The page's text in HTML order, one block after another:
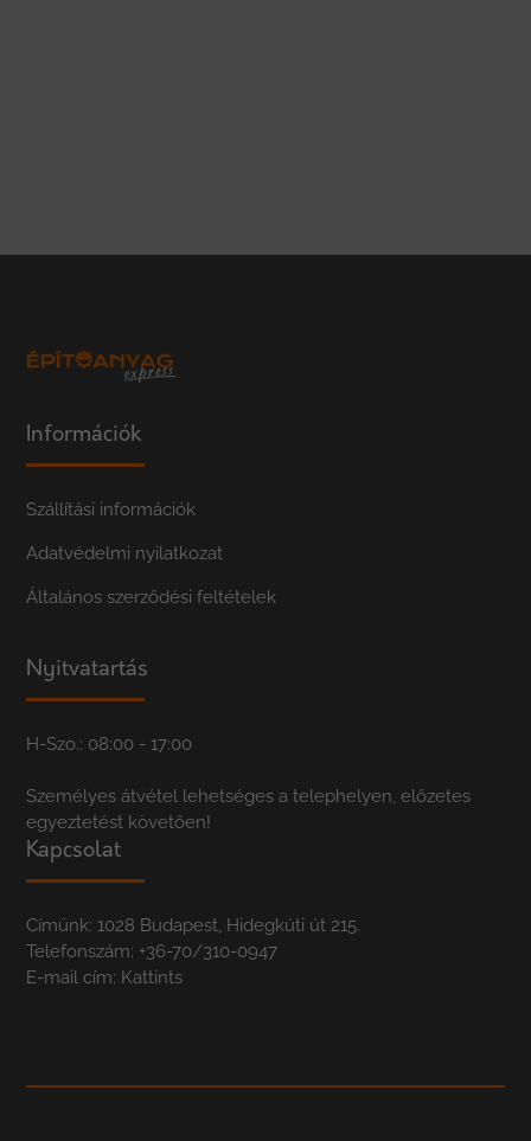
Információk
Szállítási információk
Adatvédelmi nyilatkozat
Általános szerződési feltételek
Nyitvatartás
H-Szo.: 08:00 - 17:00
Személyes átvétel lehetséges a telephelyen, előzetes
egyeztetést követően!
Kapcsolat
Címünk: 1028 Budapest, Hidegkúti út 215.
Telefonszám: +36-70/310-0947
E-mail cím: Kattints